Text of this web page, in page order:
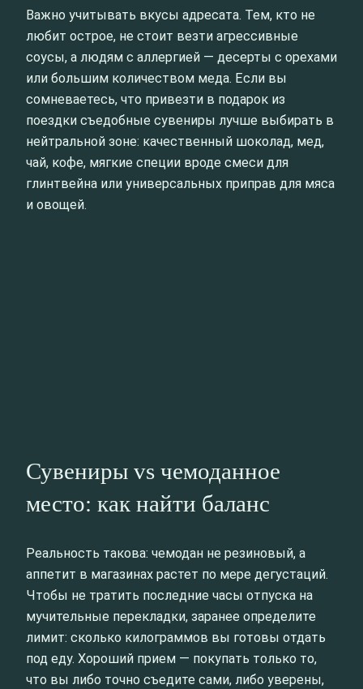
Важно учитывать вкусы адресата. Тем, кто не
любит острое, не стоит везти агрессивные
соусы, а людям с аллергией — десерты с орехами
или большим количеством меда. Если вы
сомневаетесь, что привезти в подарок из
поездки съедобные сувениры лучше выбирать в
нейтральной зоне: качественный шоколад, мед,
чай, кофе, мягкие специи вроде смеси для
глинтвейна или универсальных приправ для мяса
и овощей.
Сувениры vs чемоданное
место: как найти баланс
Реальность такова: чемодан не резиновый, а
аппетит в магазинах растет по мере дегустаций.
Чтобы не тратить последние часы отпуска на
мучительные перекладки, заранее определите
лимит: сколько килограммов вы готовы отдать
под еду. Хороший прием — покупать только то,
что вы либо точно съедите сами, либо уверены,